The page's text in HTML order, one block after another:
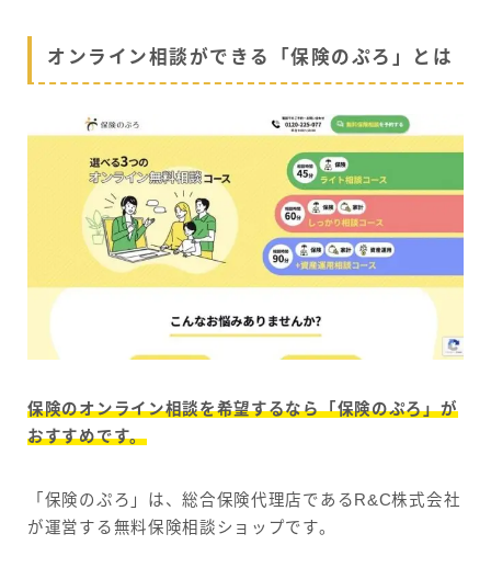
オンライン相談ができる「保険のぷろ」とは
保険のオンライン相談を希望するなら「保険のぷろ」が
おすすめです。
「保険のぷろ」は、総合保険代理店であるR&C株式会社
が運営する無料保険相談ショップです。